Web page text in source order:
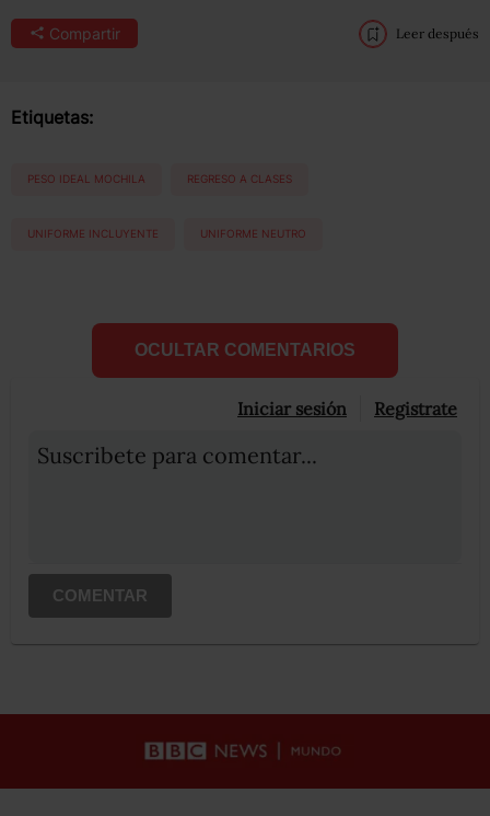
Compartir Leer después
Etiquetas:
PESO IDEAL MOCHILA REGRESO A CLASES
UNIFORME INCLUYENTE UNIFORME NEUTRO
OCULTAR COMENTARIOS
Iniciar sesión Registrate
Suscribete para comentar...
COMENTAR